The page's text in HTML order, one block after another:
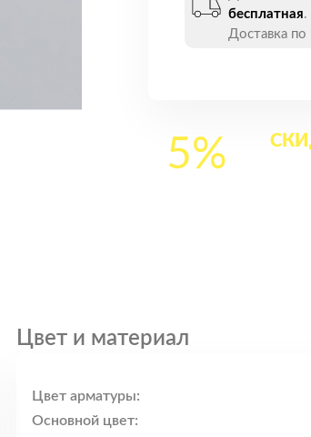
бесплатная.
Доставка
5%
Цвет и материал
Цвет арматуры:
Основной цвет: